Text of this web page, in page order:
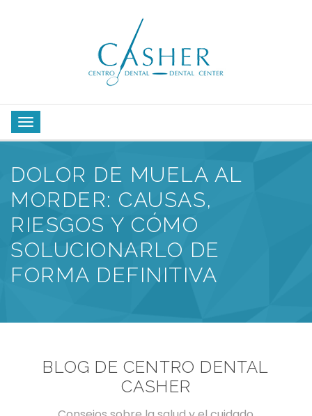
DOLOR DE MUELA AL
MORDER: CAUSAS,
RIESGOS Y CÓMO
SOLUCIONARLO DE
FORMA DEFINITIVA
BLOG DE CENTRO DENTAL
CASHER